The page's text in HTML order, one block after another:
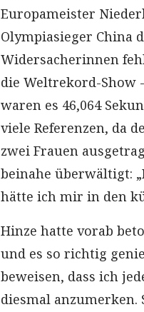
Europameister
Olympiasieger China
Widersacherinnen
die Weltrekord-Show
waren es 46,064
viele Referenzen, da
zwei Frauen
beinahe überwältigt:
hätte ich mir in den
Hinze hatte vorab
und es so richtig
beweisen, dass ich
diesmal